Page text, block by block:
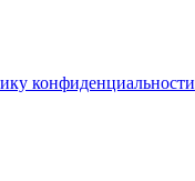
конфиденциальности